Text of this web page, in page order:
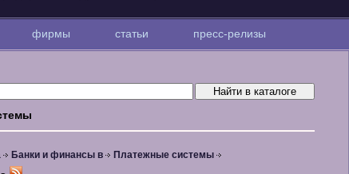
фирмы статьи пресс-релизы
Банки и финансы в Платежные системы